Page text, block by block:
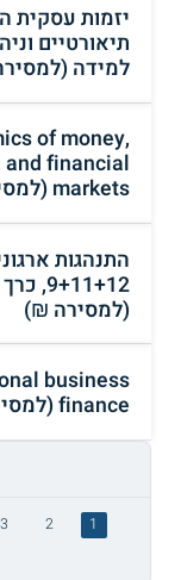
יזמות עסקית
תיאורטיים
למידה
of money,
and financial
markets (למסירה ₪)
התנהגות
(למסירה ₪)
business
finance (למסירה ₪)
1
2
3